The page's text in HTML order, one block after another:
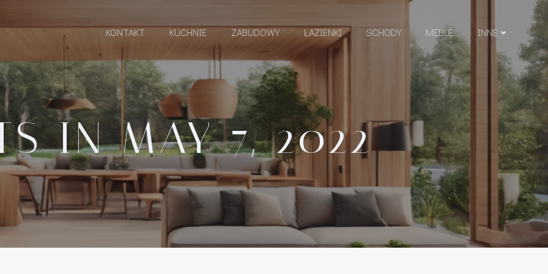
KONTAKT KUCHNIE ZABUDOWY ŁAZIENKI SCHODY MEBLE INNE
IN MAY 7, 2022